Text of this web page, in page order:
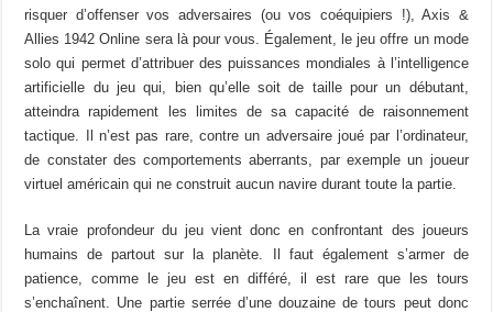
risquer d’offenser vos adversaires (ou vos coéquipiers !), Axis &
Allies 1942 Online sera là pour vous. Également, le jeu offre un mode
solo qui permet d’attribuer des puissances mondiales à l’intelligence
artificielle du jeu qui, bien qu’elle soit de taille pour un débutant,
atteindra rapidement les limites de sa capacité de raisonnement
tactique. Il n’est pas rare, contre un adversaire joué par l’ordinateur,
de constater des comportements aberrants, par exemple un joueur
virtuel américain qui ne construit aucun navire durant toute la partie.
La vraie profondeur du jeu vient donc en confrontant des joueurs
humains de partout sur la planète. Il faut également s’armer de
patience, comme le jeu est en différé, il est rare que les tours
s’enchaînent. Une partie serrée d’une douzaine de tours peut donc